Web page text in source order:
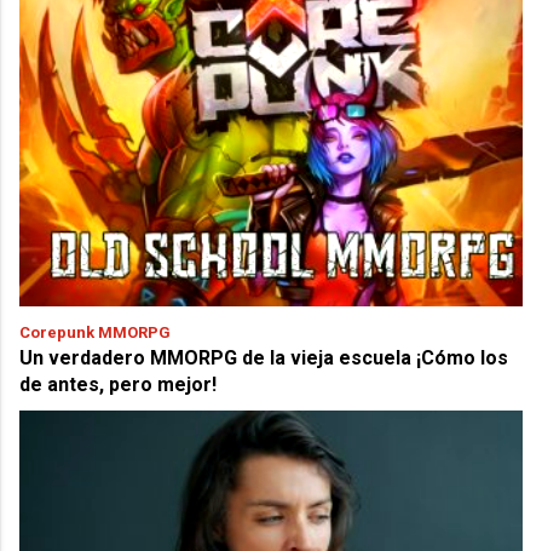
Corepunk MMORPG
Un verdadero MMORPG de la vieja escuela ¡Cómo los
de antes, pero mejor!